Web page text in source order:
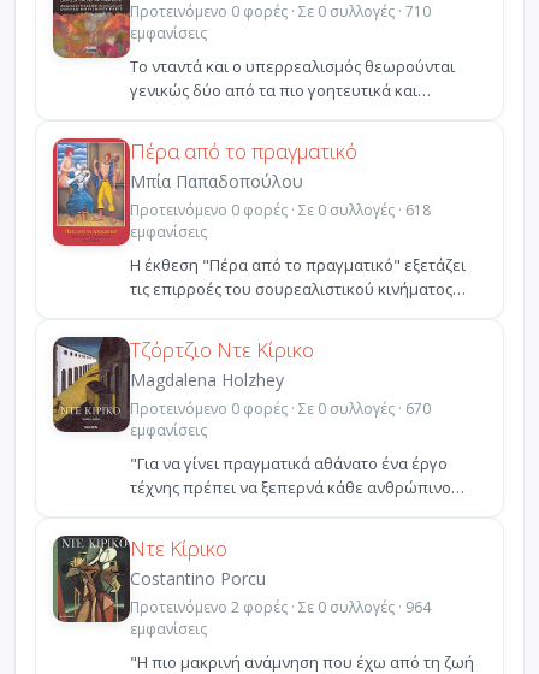
Προτεινόμενο 0 φορές · Σε 0 συλλογές · 710
εμφανίσεις
Το νταντά και ο υπερρεαλισμός θεωρούνται
γενικώς δύο από τα πιο γοητευτικά και
σημαίνοντα καλλιτεχνι...
Πέρα από το πραγματικό
Μπία Παπαδοπούλου
Προτεινόμενο 0 φορές · Σε 0 συλλογές · 618
εμφανίσεις
Η έκθεση "Πέρα από το πραγματικό" εξετάζει
τις επιρροές του σουρεαλιστικού κινήματος
στην ελληνική κ...
Τζόρτζιο Ντε Κίρικο
Magdalena Holzhey
Προτεινόμενο 0 φορές · Σε 0 συλλογές · 670
εμφανίσεις
"Για να γίνει πραγματικά αθάνατο ένα έργο
τέχνης πρέπει να ξεπερνά κάθε ανθρώπινο
μέτρο: η λογική κα...
Ντε Κίρικο
Costantino Porcu
Προτεινόμενο 2 φορές · Σε 0 συλλογές · 964
εμφανίσεις
"Η πιο μακρινή ανάμνηση που έχω από τη ζωή